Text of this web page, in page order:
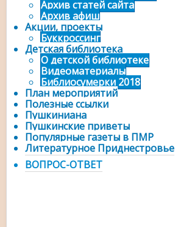
Архив статей сайта
Архив афиш
Акции, проекты
Буккроссинг
Детская библиотека
О детской библиотеке
Видеоматериалы
Библиосумерки 2018
План мероприятий
Полезные ссылки
Пушкиниана
Пушкинские приветы
Популярные газеты в ПМР
Литературное Приднестровье
ВОПРОС-ОТВЕТ